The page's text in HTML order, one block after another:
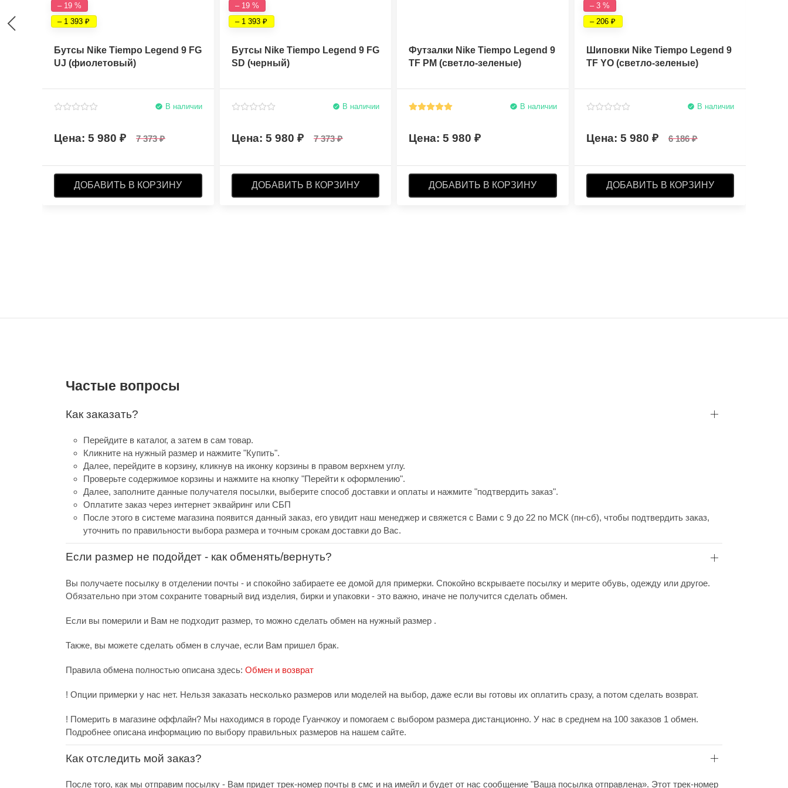
– 19 %
– 1 393
Бутсы Nike Tiempo Legend 9 FG
UJ (фиолетовый)
В наличии
5 980 7 373
ДОБАВИТЬ В КОРЗИНУ
– 19 %
– 1 393
Бутсы Nike Tiempo Legend 9 FG
SD (черный)
В наличии
5 980 7 373
ДОБАВИТЬ В КОРЗИНУ
Футзалки Nike Tiempo Legend 9
TF PM (светло-зеленые)
В наличии
5 980
ДОБАВИТЬ В КОРЗИНУ
– 3 %
– 206
Шиповки Nike Tiempo Legend 9
TF YO (светло-зеленые)
В наличии
5 980 6 186
ДОБАВИТЬ В КОРЗИНУ
Частые вопросы
Как заказать?
Перейдите в каталог, а затем в сам товар.
Кликните на нужный размер и нажмите "Купить".
Далее, перейдите в корзину, кликнув на иконку корзины в правом верхнем углу.
Проверьте содержимое корзины и нажмите на кнопку "Перейти к оформлению".
Далее, заполните данные получателя посылки, выберите способ доставки и оплаты и нажмите "подтвердить заказ".
Оплатите заказ через интернет эквайринг или СБП
После этого в системе магазина появится данный заказ, его увидит наш менеджер и свяжется с Вами с 9 до 22 по МСК (пн-сб), чтобы подтвердить заказ,
уточнить по правильности выбора размера и точным срокам доставки до Вас.
Если размер не подойдет - как обменять/вернуть?
Вы получаете посылку в отделении почты - и спокойно забираете ее домой для примерки. Спокойно вскрываете посылку и мерите обувь, одежду или другое.
Обязательно при этом сохраните товарный вид изделия, бирки и упаковки - это важно, иначе не получится сделать обмен.
Если вы померили и Вам не подходит размер, то можно сделать обмен на нужный размер .
Также, вы можете сделать обмен в случае, если Вам пришел брак.
Правила обмена полностью описана здесь: Обмен и возврат
! Опции примерки у нас нет. Нельзя заказать несколько размеров или моделей на выбор, даже если вы готовы их оплатить сразу, а потом сделать возврат.
! Померить в магазине оффлайн? Мы находимся в городе Гуанчжоу и помогаем с выбором размера дистанционно. У нас в среднем на 100 заказов 1 обмен.
Подробнее описана информацию по выбору правильных размеров на нашем сайте.
Как отследить мой заказ?
После того, как мы отправим посылку - Вам придет трек-номер почты в смс и на имейл и будет от нас сообщение "Ваша посылка отправлена». Этот трек-номер